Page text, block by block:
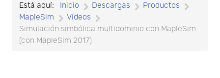
Está aquí: Inicio Descargas
Productos
MapleSim
Vídeos
Simulación simbólica multidominio con MapleSim
(con MapleSim 2017)